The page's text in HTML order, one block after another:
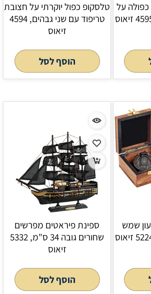
על טלסקופ כפול יוקרתי על חצובת
טריפוד עם שני גבהים, 4594
זיאוס
הוסף לסל
שמש
ספינת פיראטים מפרשים
שחורים גובה 34 ס"מ, 5332
זיאוס
הוסף לסל